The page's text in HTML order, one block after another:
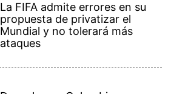
La FIFA admite errores en su
propuesta de privatizar el
Mundial y no tolerará más
ataques